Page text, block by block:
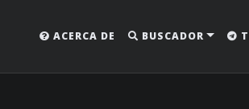
ACERCA DE BUSCADOR